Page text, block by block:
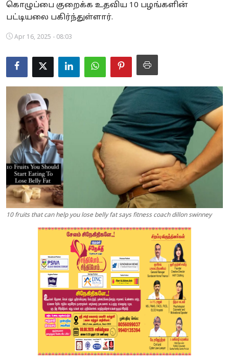
World
Astrology
Spirituality
Weather
Politics
கொழுப்பை குறைக்க உதவிய 10 பழங்களின்
பட்டியலை பகிர்ந்துள்ளார்.
Apr 16, 2025 - 08:03
10 fruits that can help you lose belly fat says fitness coach dillon swinney